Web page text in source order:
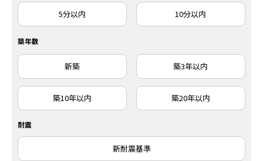
5分以内 10分以内
築年数
新築 築3年以内
築10年以内 築20年以内
耐震
新耐震基準